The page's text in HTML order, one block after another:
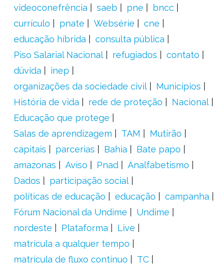
videoconefrência
saeb pne
bncc
currículo
pnate Websérie
cne
educação híbrida
consulta pública
Piso Salarial Nacional
refugiados
contato
dúvida
inep
organizações da sociedade civil
Municípios
História de vida
rede de proteção
Nacional
Educação que protege
Salas de aprendizagem
TAM
Mutirão
capitais
parcerias Bahia
Bate papo
amazonas
Aviso Pnad
Analfabetismo
Dados
participação social
políticas de educação
educação
campanha
Fórum Nacional da Undime
Undime
nordeste
Plataforma
Live
matrícula a qualquer tempo
matrícula de fluxo contínuo
TC